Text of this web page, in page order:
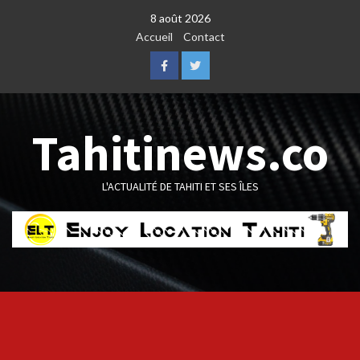
8 août 2026
Accueil
Contact
FacebookTwitter
Tahitinews.co
L'ACTUALITÉ DE TAHITI ET SES ÎLES